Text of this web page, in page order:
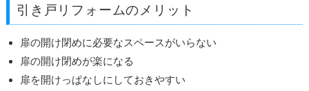
引き戸リフォームのメリット
扉の開け閉めに必要なスペースがいらない
扉の開け閉めが楽になる
扉を開けっぱなしにしておきやすい